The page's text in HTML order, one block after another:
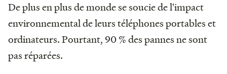
De plus en plus de monde se soucie de l'impact
environnemental de leurs téléphones portables et
ordinateurs. Pourtant, 90 % des pannes ne sont
pas réparées.